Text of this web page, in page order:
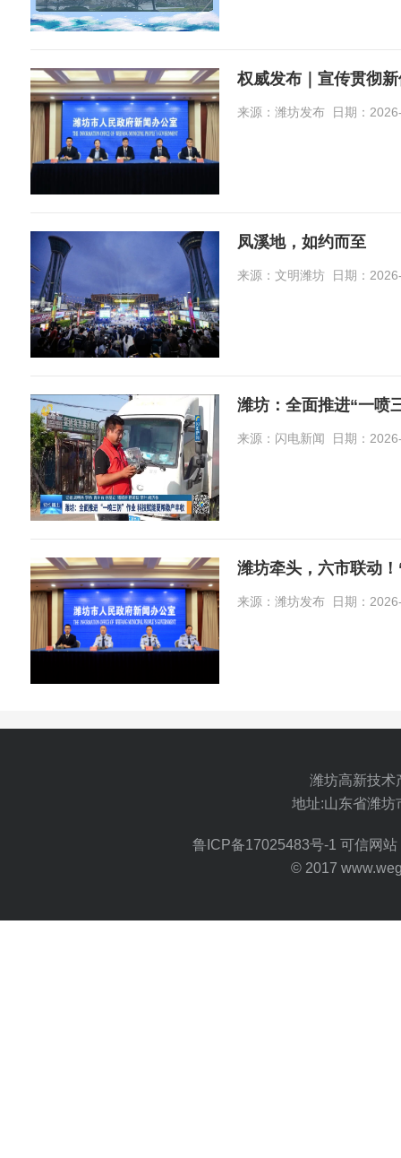
来源：潍坊发布 日期：
凤溪地，如约而至
来源：文明潍坊 日期：
潍坊：全面推进“一喷
来源：闪电新闻 日期：
潍坊牵头，六市联动
来源：潍坊发布 日期：
潍坊高新技术
地址:山东省潍坊
鲁ICP备17025483号-1 可信网
© 2017